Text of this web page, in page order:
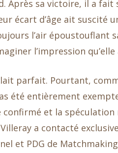
Après sa victoire, il a fait
écart d’âge ait suscité
l’air époustouflant
l’impression
parfait. Pourtant,
été entièrement
et la spéculation
a contacté
et PDG de